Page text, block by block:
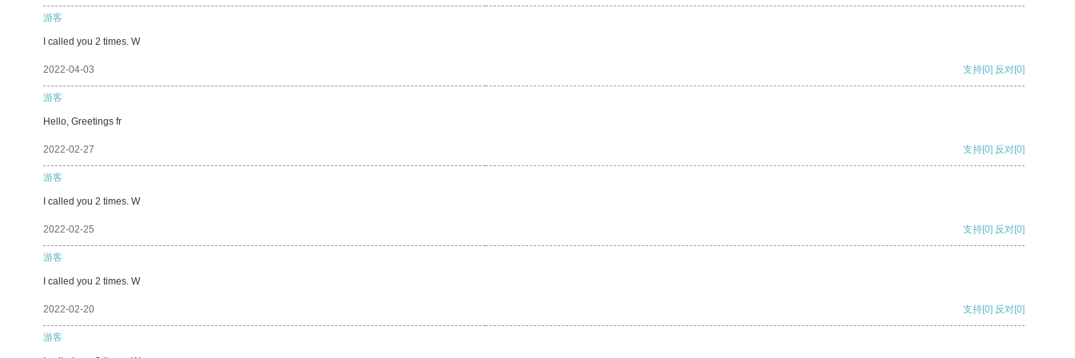
游客
I called you 2 times. W
2022-04-03 支持[0] 反对[0]
游客
Hello, Greetings fr
2022-02-27 支持[0] 反对[0]
游客
I called you 2 times. W
2022-02-25 支持[0] 反对[0]
游客
I called you 2 times. W
2022-02-20 支持[0] 反对[0]
游客